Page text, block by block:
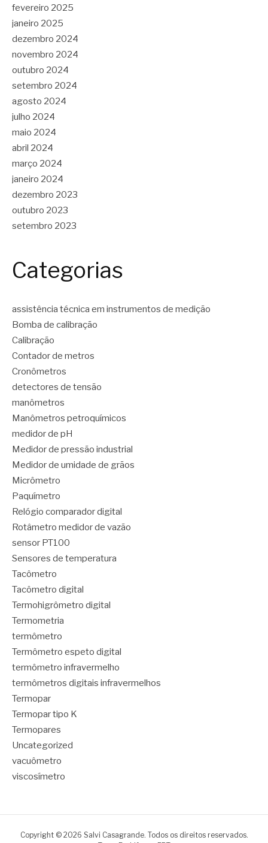
fevereiro 2025
janeiro 2025
dezembro 2024
novembro 2024
outubro 2024
setembro 2024
agosto 2024
julho 2024
maio 2024
abril 2024
março 2024
janeiro 2024
dezembro 2023
outubro 2023
setembro 2023
Categorias
assistência técnica em instrumentos de medição
Bomba de calibração
Calibração
Contador de metros
Cronômetros
detectores de tensão
manômetros
Manômetros petroquímicos
medidor de pH
Medidor de pressão industrial
Medidor de umidade de grãos
Micrômetro
Paquímetro
Relógio comparador digital
Rotâmetro medidor de vazão
sensor PT100
Sensores de temperatura
Tacômetro
Tacômetro digital
Termohigrômetro digital
Termometria
termômetro
Termômetro espeto digital
termômetro infravermelho
termômetros digitais infravermelhos
Termopar
Termopar tipo K
Termopares
Uncategorized
vacuômetro
viscosímetro
Copyright © 2026 Salvi Casagrande. Todos os direitos reservados.